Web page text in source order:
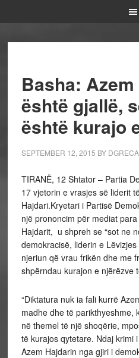
Basha:
është gjallë,
është kurajo
SEPTEMBER 12, 2015 BY DGRECA
TIRANË, 12 Shtator – Partia
17 vjetorin e vrasjes së liderit
Hajdari.Kryetari i Partisë
një prononcim për mediat
Hajdarit, u shpreh se “sot ne
demokracisë, liderin e
njeriun që vrau frikën dhe me
shpërndau kurajon e njërëzve
“Diktatura nuk ia fali kurrë
madhe dhe të parikthyeshme,
në themel të një shoqërie,
të kurajos qytetare. Ndaj krimi
Azem Hajdarin nga gjiri i